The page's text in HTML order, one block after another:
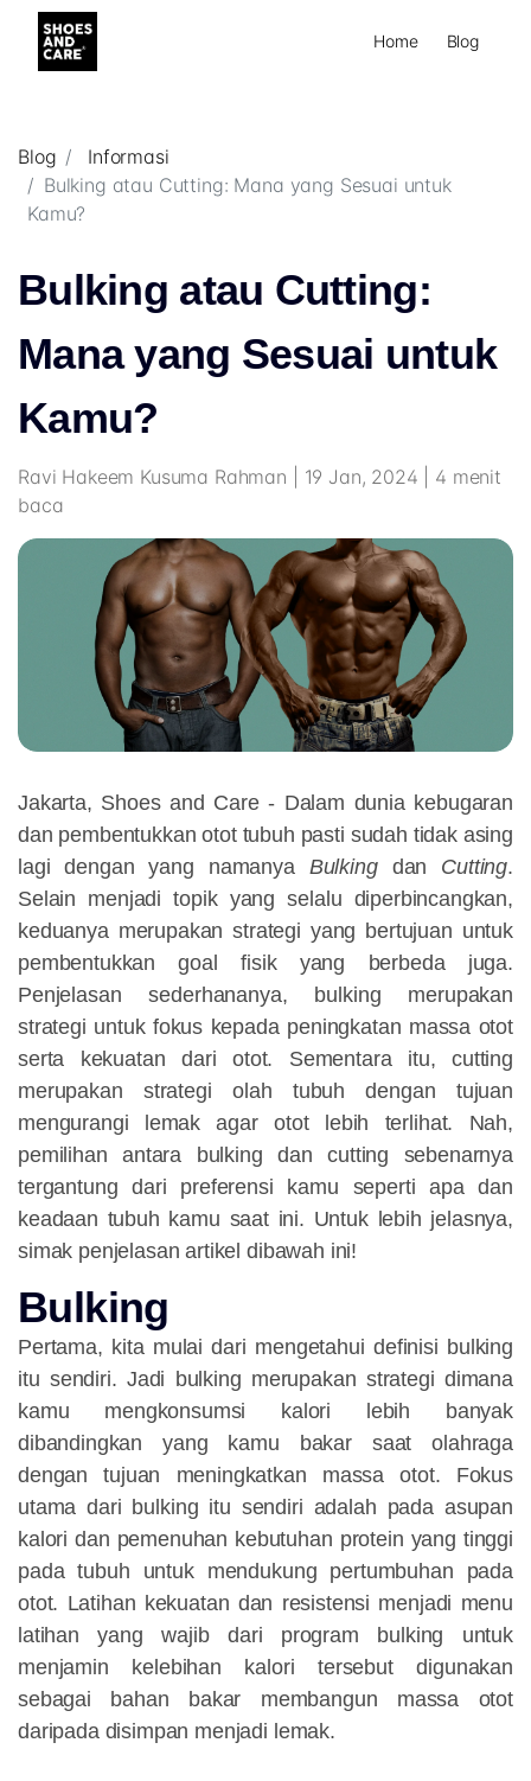
Home Blog
Blog
Informasi
Bulking atau Cutting: Mana yang Sesuai untuk
Kamu?
Bulking atau Cutting:
Mana yang Sesuai untuk
Kamu?
Ravi Hakeem Kusuma Rahman | 19 Jan, 2024 | 4 menit
baca
Jakarta, Shoes and Care - Dalam dunia kebugaran
dan pembentukkan otot tubuh pasti sudah tidak asing
lagi dengan yang namanya Bulkingdan Cutting.
Selain menjadi topik yang selalu diperbincangkan,
keduanya merupakan strategi yang bertujuan untuk
pembentukkan goal fisik yang berbeda juga.
Penjelasan sederhananya, bulking merupakan
strategi untuk fokus kepada peningkatan massa otot
serta kekuatan dari otot. Sementara itu, cutting
merupakan strategi olah tubuh dengan tujuan
mengurangi lemak agar otot lebih terlihat. Nah,
pemilihan antara bulking dan cutting sebenarnya
tergantung dari preferensi kamu seperti apa dan
keadaan tubuh kamu saat ini. Untuk lebih jelasnya,
simak penjelasan artikel dibawah ini!
Bulking
Pertama, kita mulai dari mengetahui definisi bulking
itu sendiri. Jadi bulking merupakan strategi dimana
kamu mengkonsumsi kalori lebih banyak
dibandingkan yang kamu bakar saat olahraga
dengan tujuan meningkatkan massa otot. Fokus
utama dari bulking itu sendiri adalah pada asupan
kalori dan pemenuhan kebutuhan protein yang tinggi
pada tubuh untuk mendukung pertumbuhan pada
otot. Latihan kekuatan dan resistensi menjadi menu
latihan yang wajib dari program bulking untuk
menjamin kelebihan kalori tersebut digunakan
sebagai bahan bakar membangun massa otot
daripada disimpan menjadi lemak.